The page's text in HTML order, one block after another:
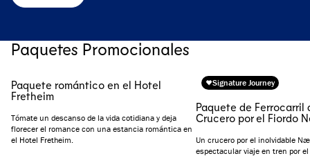
Paquetes Promocionales
Paquete romántico en el Hotel
Fretheim
Tómate un descanso de la vida cotidiana y deja
florecer el romance con una estancia romántica en
el Hotel Fretheim.
Signature Journey
Paquete de Ferrocarril
Crucero por el Fiordo
Un crucero por el inolvidable
espectacular viaje en tren por el